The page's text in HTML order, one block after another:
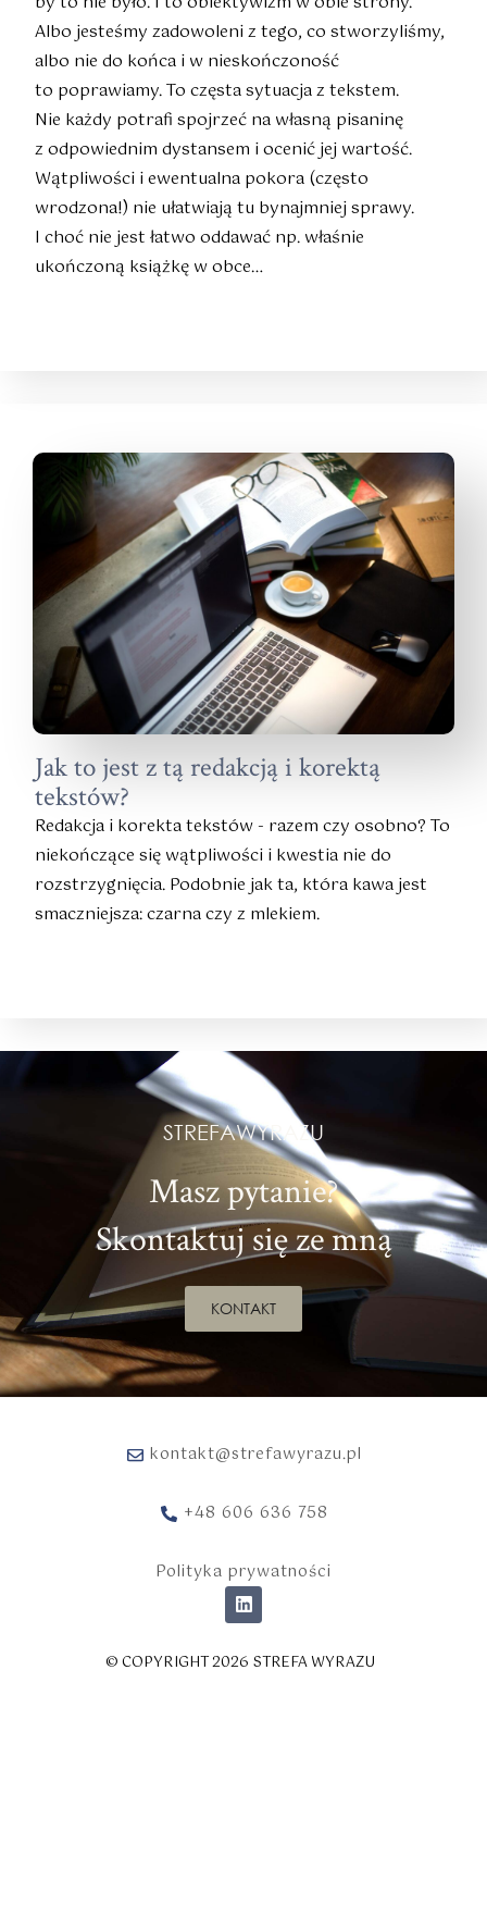
Albo jesteśmy zadowoleni z tego, co stworzyliśmy,
albo nie do końca i w nieskończoność
to poprawiamy. To częsta sytuacja z tekstem.
Nie każdy potrafi spojrzeć na własną pisaninę
z odpowiednim dystansem i ocenić jej wartość.
Wątpliwości i ewentualna pokora (często
wrodzona!) nie ułatwiają tu bynajmniej sprawy.
I choć nie jest łatwo oddawać np. właśnie
ukończoną książkę w obce…
Jak to jest z tą redakcją i korektą
tekstów?
Redakcja i korekta tekstów - razem czy osobno? To
niekończące się wątpliwości i kwestia nie do
rozstrzygnięcia. Podobnie jak ta, która kawa jest
smaczniejsza: czarna czy z mlekiem.
STREFAWYRAZU
Masz pytanie?
Skontaktuj się ze mną
KONTAKT
kontakt@strefawyrazu.pl
+48 606 636 758
Polityka prywatności
© COPYRIGHT 2026 STREFA WYRAZU